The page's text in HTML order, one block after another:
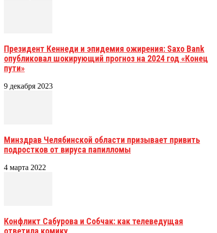
Президент Кеннеди и эпидемия ожирения: Saxo Bank
опубликовал шокирующий прогноз на 2024 год «Конец
пути»
9 декабря 2023
Минздрав Челябинской области призывает привить
подростков от вируса папилломы
4 марта 2022
Конфликт Сабурова и Собчак: как телеведущая
ответила комику